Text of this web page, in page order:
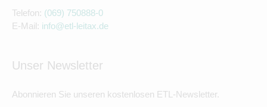
Telefon: (069) 750888-0
E-Mail: info@etl-leitax.de
Unser Newsletter
Abonnieren Sie unseren kostenlosen ETL-Newsletter.